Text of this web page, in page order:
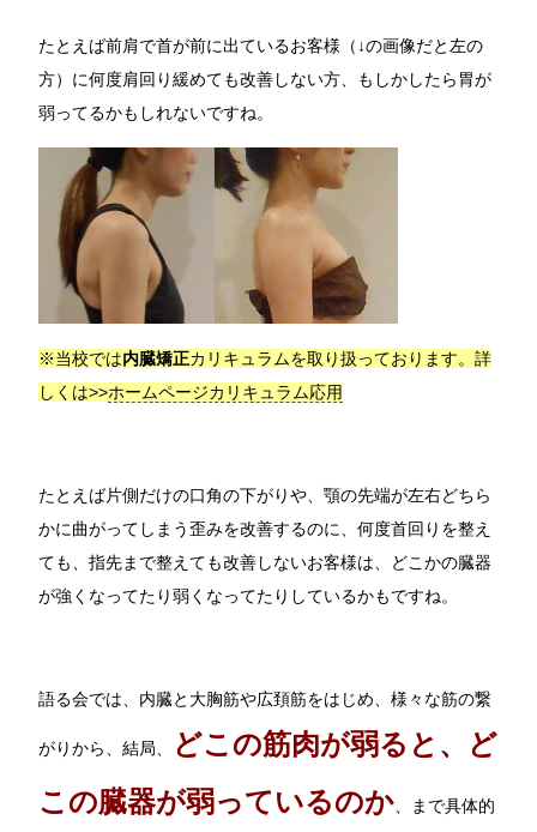
たとえば前肩で首が前に出ているお客様（↓の画像だと左の
方）に何度肩回り緩めても改善しない方、もしかしたら胃が
弱ってるかもしれないですね。
※当校では内臓矯正カリキュラムを取り扱っております。詳
しくは>>ホームページカリキュラム応用
たとえば片側だけの口角の下がりや、顎の先端が左右どちら
かに曲がってしまう歪みを改善するのに、何度首回りを整え
ても、指先まで整えても改善しないお客様は、どこかの臓器
が強くなってたり弱くなってたりしているかもですね。
語る会では、内臓と大胸筋や広頚筋をはじめ、様々な筋の繋
がりから、結局、
どこの筋肉が弱ると、ど
この臓器が弱っているのか 、まで具体的